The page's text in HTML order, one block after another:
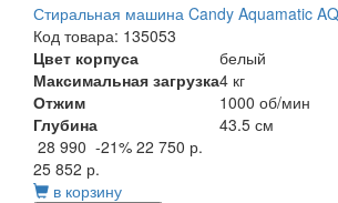
Стиральная машина Candy Aquamatic
Код товара: 135053
Цвет корпуса
белый
Максимальная загрузка4 кг
Отжим
1000 об/мин
Глубина
43.5 см
28 990 -21% 22 750 р.
25 852 р.
в корзину